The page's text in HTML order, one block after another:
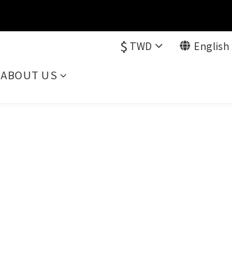
$ TWD English
ABOUT US